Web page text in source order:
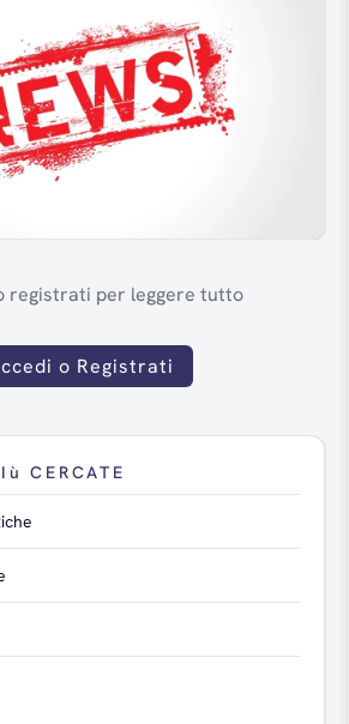
registrati per leggere tutto
o Registrati
CERCATE